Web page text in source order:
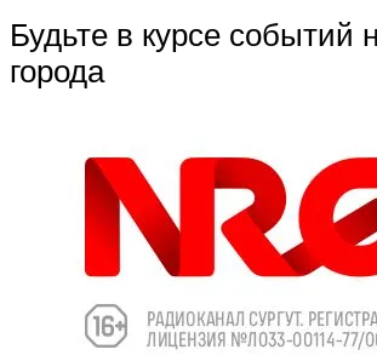
Будьте в курсе событий
города